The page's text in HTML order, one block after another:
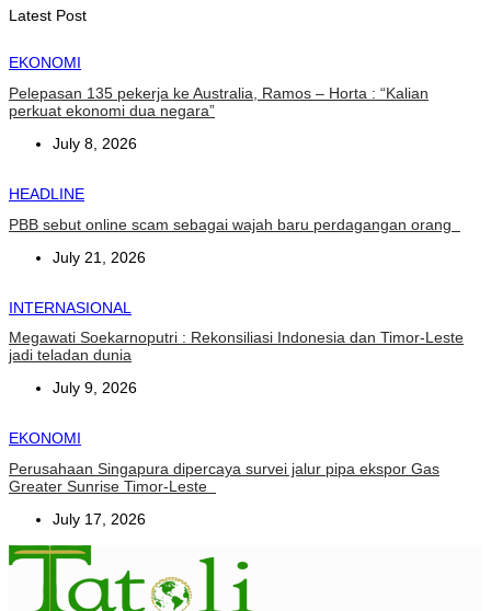
Latest Post
EKONOMI
Pelepasan 135 pekerja ke Australia, Ramos – Horta : “Kalian
perkuat ekonomi dua negara”
July 8, 2026
HEADLINE
PBB sebut online scam sebagai wajah baru perdagangan orang
July 21, 2026
INTERNASIONAL
Megawati Soekarnoputri : Rekonsiliasi Indonesia dan Timor-Leste
jadi teladan dunia
July 9, 2026
EKONOMI
Perusahaan Singapura dipercaya survei jalur pipa ekspor Gas
Greater Sunrise Timor-Leste
July 17, 2026